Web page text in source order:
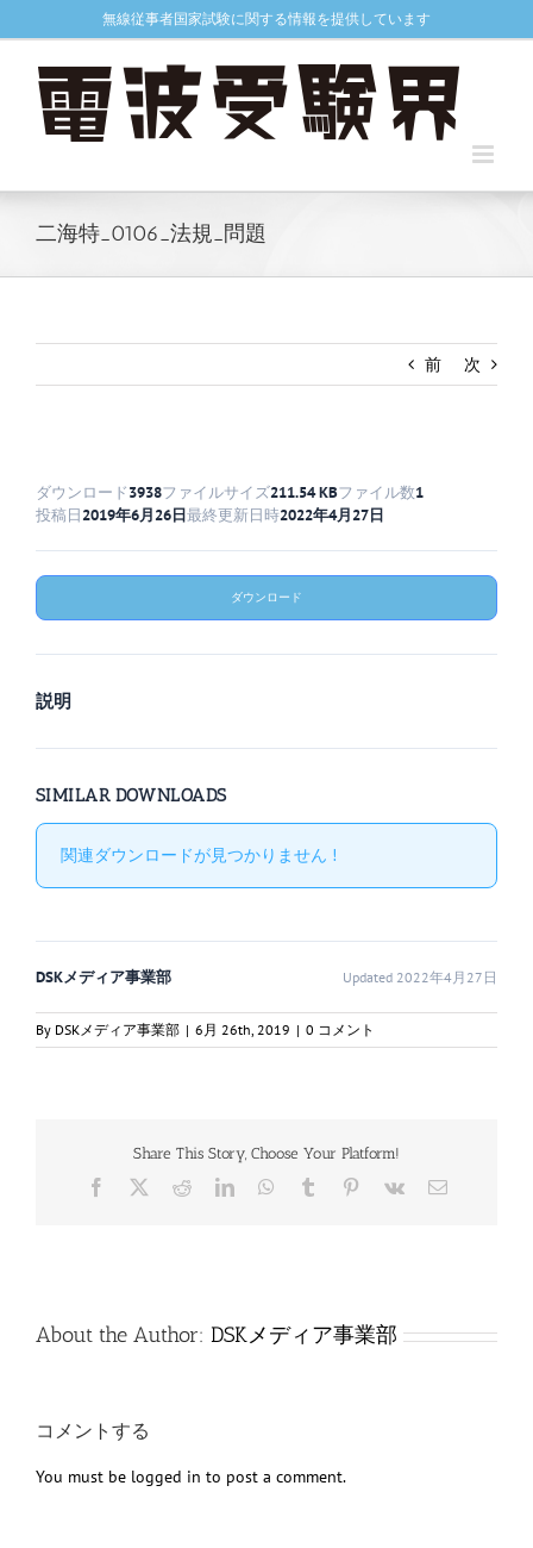
to
無線従事者国家試験に関する情報を提供しています
二海特_0106_法規_問題
前 次
ダウンロード3938ファイルサイズ211.54 KBファイル数1
投稿日2019年6月26日最終更新日時2022年4月27日
ダウンロード
説明
SIMILAR DOWNLOADS
関連ダウンロードが見つかりません !
DSKメディア事業部 Updated 2022年4月27日
By DSKメディア事業部 | 6月 26th, 2019 | 0 コメント
Share This Story, Choose Your Platform!
Facebook RedditLinkedInWhatsApp
Tumblr Pinterest
Vk
電
About the Author: DSKメディア事業部
コメントする
You must be logged in to post a comment.